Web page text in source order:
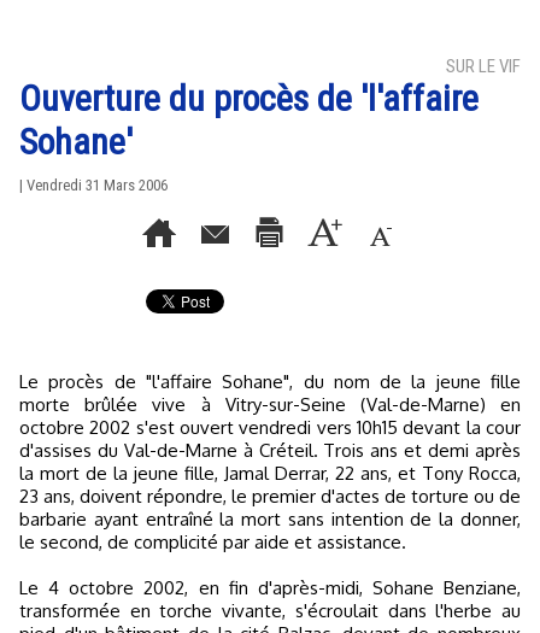
SUR LE VIF
Ouverture du procès de 'l'affaire
Sohane'
| Vendredi 31 Mars 2006
Le procès de "l'affaire Sohane", du nom de la jeune fille
morte brûlée vive à Vitry-sur-Seine (Val-de-Marne) en
octobre 2002 s'est ouvert vendredi vers 10h15 devant la cour
d'assises du Val-de-Marne à Créteil. Trois ans et demi après
la mort de la jeune fille, Jamal Derrar, 22 ans, et Tony Rocca,
23 ans, doivent répondre, le premier d'actes de torture ou de
barbarie ayant entraîné la mort sans intention de la donner,
le second, de complicité par aide et assistance.
Le 4 octobre 2002, en fin d'après-midi, Sohane Benziane,
transformée en torche vivante, s'écroulait dans l'herbe au